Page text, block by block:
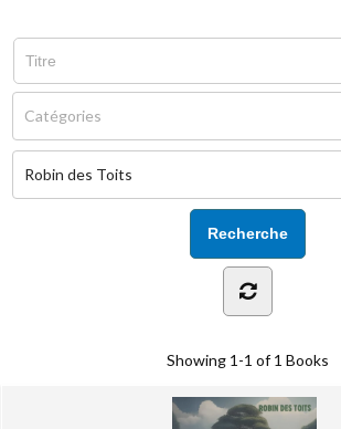
Robin des Toits
Showing 1-1 of 1 Books